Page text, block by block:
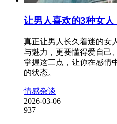
让男人喜欢的3种女
真正让男人长久着迷的女
与魅力，更要懂得爱自己
掌握这三点，让你在感情
的状态。
情感杂谈
2026-03-06
937